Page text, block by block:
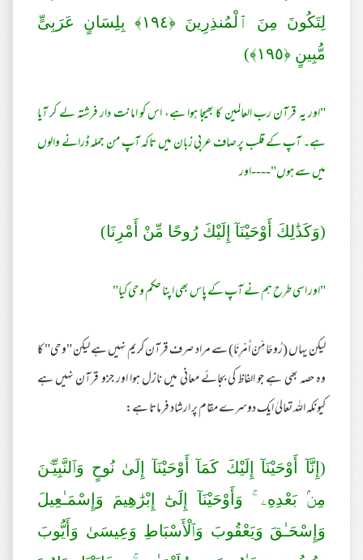
لِتَكُونَ مِنَ ٱلْمُنذِرِ‌ينَ ﴿١٩٤﴾ بِلِسَانٍ عَرَ‌بِىٍّ
مُّبِينٍ ﴿١٩٥﴾)
"اور یہ قرآن رب العالمین کا بھیجا ہوا ہے، اس کو امانت دار فرشتہ لے کر آیا
ہے۔ آپ کے قلب پر صاف عربی زبان میں تاکہ آپ من جملہ ڈرانے والوں
میں سے ہوں"----اور
(وَكَذَ‌ٰلِكَ أَوْحَيْنَآ إِلَيْكَ رُ‌وحًا مِّنْ أَمْرِ‌نَا)
"اور اسی طرح ہم نے آپ کے پاس بھی اپنا حکم وحی کیا"
لیکن یہاں (رُ‌وحًا مِّنْ أَمْرِ‌نَا) سے مراد صرف قرآن کریم نہیں ہے لیکن "وحی" کا
وہ حصہ بھی ہے جو الفاظ کی بجائے معانی میں نازل ہوا اور جزو قرآن نہیں ہے
کیونکہ اللہ تعالیٰ ایک دوسرے مقام پر ارشاد فرماتا ہے:
(إِنَّآ أَوْحَيْنَآ إِلَيْكَ كَمَآ أَوْحَيْنَآ إِلَىٰ نُوحٍ وَٱلنَّبِيِّـۧنَ
مِنۢ بَعْدِهِۦ ۚ وَأَوْحَيْنَآ إِلَىٰٓ إِبْرَ‌ٰ‌هِيمَ وَإِسْمَـٰعِيلَ
وَإِسْحَـٰقَ وَيَعْقُوبَ وَٱلْأَسْبَاطِ وَعِيسَىٰ وَأَيُّوبَ